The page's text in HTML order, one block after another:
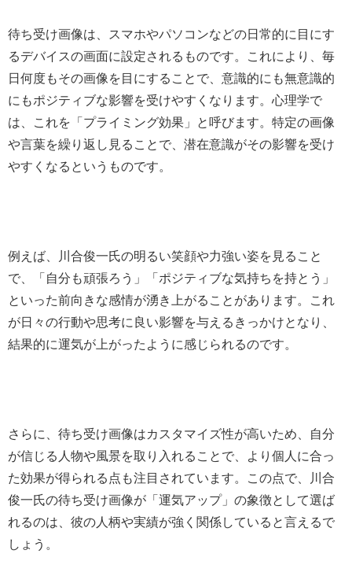
待ち受け画像は、スマホやパソコンなどの日常的に目にす
るデバイスの画面に設定されるものです。これにより、毎
日何度もその画像を目にすることで、意識的にも無意識的
にもポジティブな影響を受けやすくなります。心理学で
は、これを「プライミング効果」と呼びます。特定の画像
や言葉を繰り返し見ることで、潜在意識がその影響を受け
やすくなるというものです。
例えば、川合俊一氏の明るい笑顔や力強い姿を見ること
で、「自分も頑張ろう」「ポジティブな気持ちを持とう」
といった前向きな感情が湧き上がることがあります。これ
が日々の行動や思考に良い影響を与えるきっかけとなり、
結果的に運気が上がったように感じられるのです。
さらに、待ち受け画像はカスタマイズ性が高いため、自分
が信じる人物や風景を取り入れることで、より個人に合っ
た効果が得られる点も注目されています。この点で、川合
俊一氏の待ち受け画像が「運気アップ」の象徴として選ば
れるのは、彼の人柄や実績が強く関係していると言えるで
しょう。